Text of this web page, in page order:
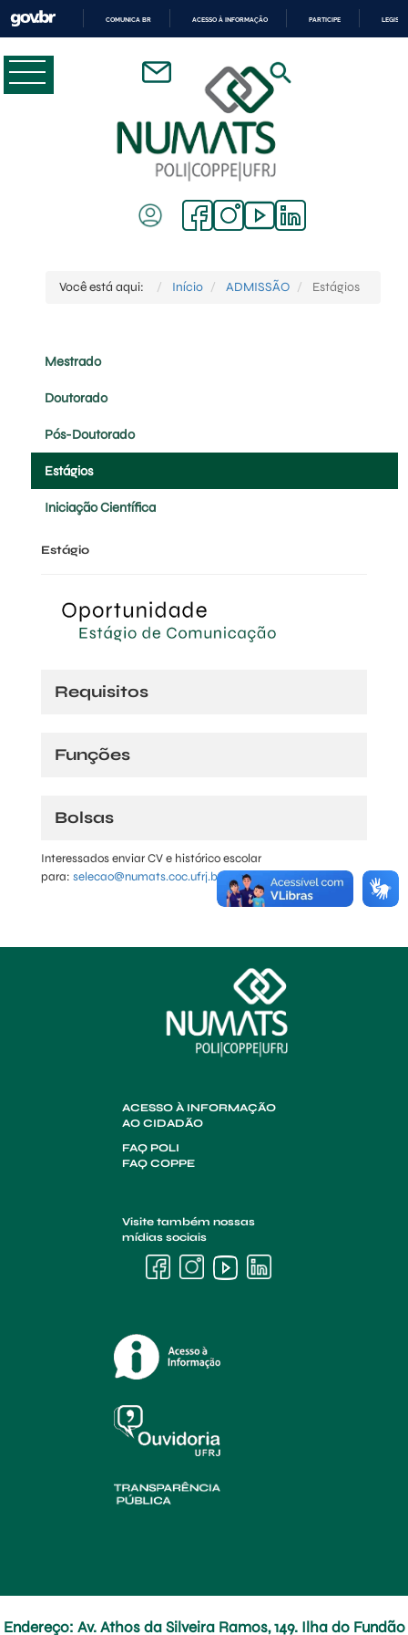
CONTEÚDO
COMUNICA BR ACESSO À INFORMAÇÃO PARTICIPE
Você está aqui: Início ADMISSÃO Estágios
Mestrado
Doutorado
Pós-Doutorado
Estágios
Iniciação Científica
Estágio
Requisitos
Funções
Bolsas
Interessados enviar CV e histórico escolar
para: selecao@numats.coc.ufrj.br
ACESSO À INFORMAÇÃO
AO CIDADÃO
FAQ POLI
FAQ COPPE
Visite também nossas
mídias sociais
Endereço: Av. Athos da Silveira Ramos, 149. Ilha do Fundão